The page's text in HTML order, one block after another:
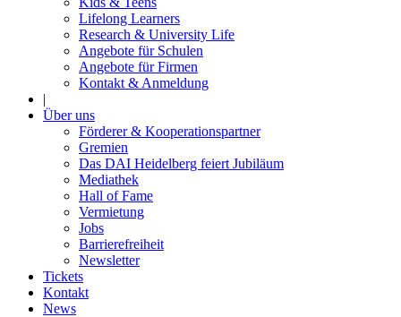
Lifelong Learners
Research & University Life
Angebote für Schulen
Angebote für Firmen
Kontakt & Anmeldung
|
Über uns
Förderer & Kooperationspartner
Gremien
Das DAI Heidelberg feiert Jubiläum
Mediathek
Hall of Fame
Vermietung
Jobs
Barrierefreiheit
Newsletter
Tickets
Kontakt
News